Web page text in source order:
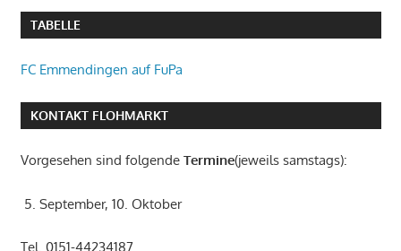
TABELLE
FC Emmendingen auf FuPa
KONTAKT FLOHMARKT
Vorgesehen sind folgende Termine(jeweils samstags):
5. September, 10. Oktober
Tel. 0151-44234187